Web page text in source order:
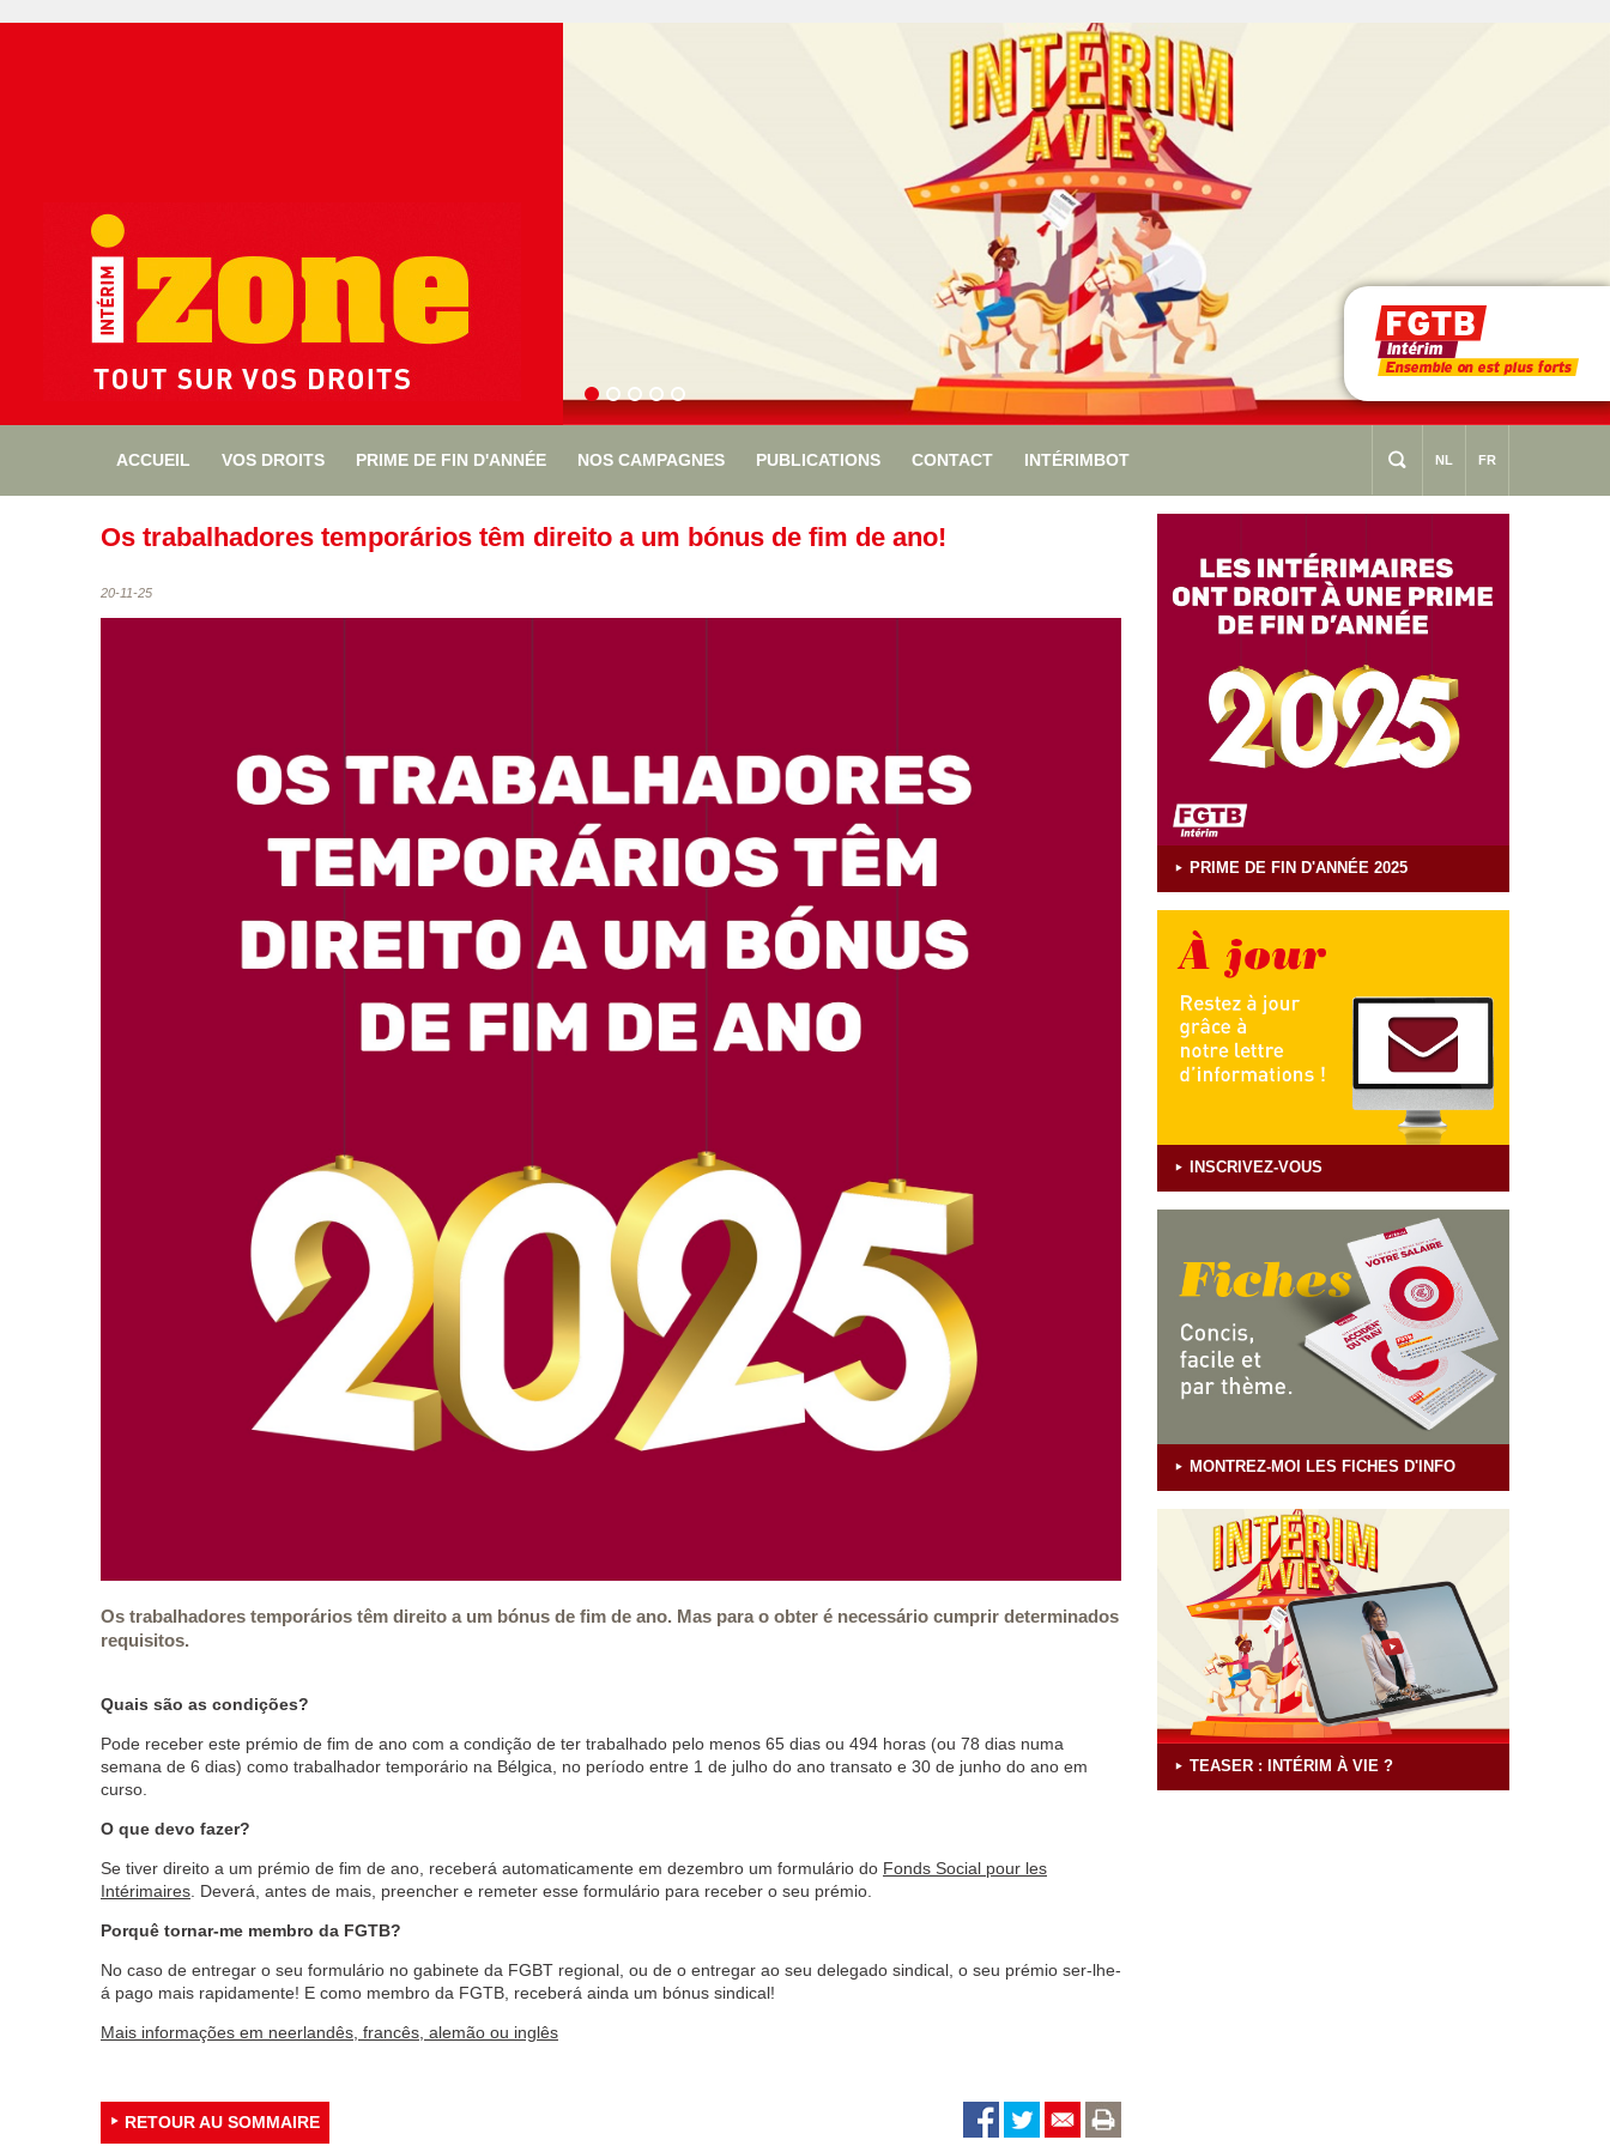
ACCUEIL VOS DROITS PRIME DE FIN D'ANNÉE NOS CAMPAGNES PUBLICATIONS CONTACT INTÉRIMBOT s NL FR
Os trabalhadores temporários têm direito a um bónus de fim de ano!
20-11-25
Os trabalhadores temporários têm direito a um bónus de fim de ano. Mas para o obter é necessário cumprir determinados
requisitos.
Quais são as condições?
Pode receber este prémio de fim de ano com a condição de ter trabalhado pelo menos 65 dias ou 494 horas (ou 78 dias numa
semana de 6 dias) como trabalhador temporário na Bélgica, no período entre 1 de julho do ano transato e 30 de junho do ano em
curso.
O que devo fazer?
Se tiver direito a um prémio de fim de ano, receberá automaticamente em dezembro um formulário do Fonds Social pour les
Intérimaires. Deverá, antes de mais, preencher e remeter esse formulário para receber o seu prémio.
Porquê tornar-me membro da FGTB?
No caso de entregar o seu formulário no gabinete da FGBT regional, ou de o entregar ao seu delegado sindical, o seu prémio ser-lhe-
á pago mais rapidamente! E como membro da FGTB, receberá ainda um bónus sindical!
Mais informações em neerlandês, francês, alemão ou inglês
RETOUR AU SOMMAIRE
PRIME DE FIN D'ANNÉE 2025
INSCRIVEZ-VOUS
MONTREZ-MOI LES FICHES D'INFO
TEASER : INTÉRIM À VIE ?